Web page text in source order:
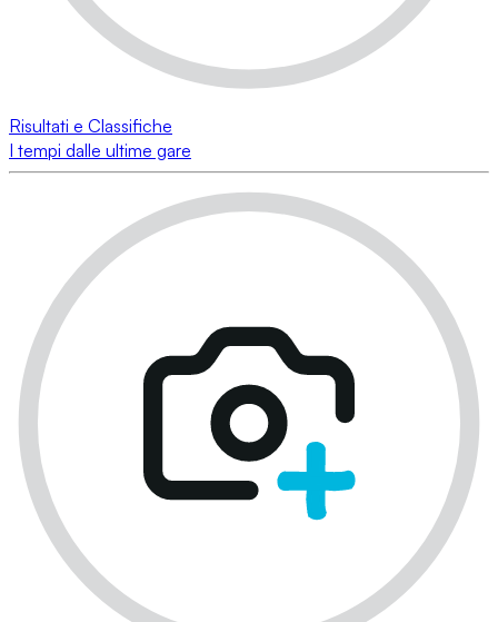
Risultati e Classifiche
I tempi dalle ultime gare